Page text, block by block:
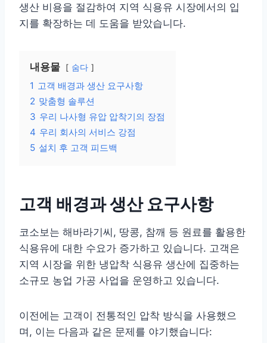
생산 비용을 절감하여 지역 식용유 시장에서의 입
지를 확장하는 데 도움을 받았습니다.
내용물 숨다
1 고객 배경과 생산 요구사항
2 맞춤형 솔루션
3 우리 나사형 유압 압착기의 장점
4 우리 회사의 서비스 강점
5 설치 후 고객 피드백
고객 배경과 생산 요구사항
코소보는 해바라기씨, 땅콩, 참깨 등 원료를 활용한
식용유에 대한 수요가 증가하고 있습니다. 고객은
지역 시장을 위한 냉압착 식용유 생산에 집중하는
소규모 농업 가공 사업을 운영하고 있습니다.
이전에는 고객이 전통적인 압착 방식을 사용했으
며, 이는 다음과 같은 문제를 야기했습니다: